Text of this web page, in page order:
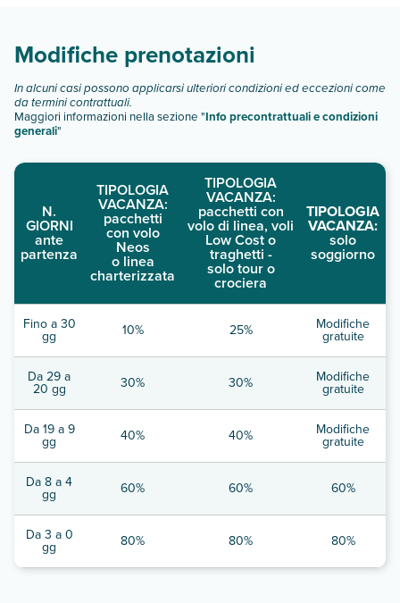
Modifiche prenotazioni
In alcuni casi possono applicarsi ulteriori condizioni ed eccezioni come
da termini contrattuali.
Maggiori informazioni nella sezione "Info precontrattuali e condizioni
generali"
N.
GIORNI
ante
partenza
TIPOLOGIA
VACANZA:
pacchetti
con volo
Neos
o linea
charterizzata
TIPOLOGIA
VACANZA:
pacchetti con
volo di linea, voli
Low Cost o
traghetti -
solo tour o
crociera
TIPOLOGIA
VACANZA:
solo
soggiorno
Fino a 30
gg 10% 25% Modifiche
gratuite
Da 29 a
20 gg 30% 30% Modifiche
gratuite
Da 19 a 9
gg 40% 40% Modifiche
gratuite
Da 8 a 4
gg 60% 60% 60%
Da 3 a 0
gg 80% 80% 80%